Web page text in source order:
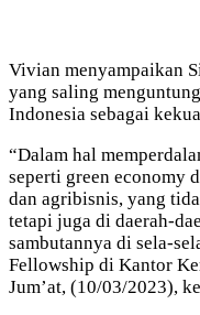
Vivian menyampaikan
yang saling
Indonesia sebagai
“Dalam hal
seperti green economy
dan agribisnis, yang
tetapi juga di daerah-
sambutannya di sela-
Fellowship di Kantor
Jum’at, (10/03/2023),